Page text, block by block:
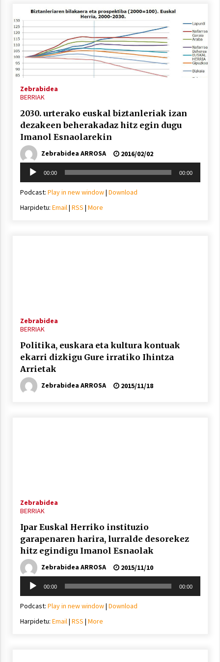
Zebrabidea
BERRIAK
2030. urterako euskal biztanleriak izan
dezakeen beherakadaz hitz egin dugu
Imanol Esnaolarekin
Zebrabidea ARROSA
2016/02/02
Soinu
erreproduzigailua
00:00 00:00
Podcast: Play in new window| Download
Harpidetu: Email| RSS | More
Zebrabidea
BERRIAK
Politika, euskara eta kultura kontuak
ekarri dizkigu Gure irratiko Ihintza
Arrietak
Zebrabidea ARROSA 2015/11/18
Zebrabidea
BERRIAK
Ipar Euskal Herriko instituzio
garapenaren harira, lurralde desorekez
hitz egindigu Imanol Esnaolak
Zebrabidea ARROSA
2015/11/10
Soinu
erreproduzigailua
00:00 00:00
Podcast: Play in new window| Download
Harpidetu: Email| RSS | More